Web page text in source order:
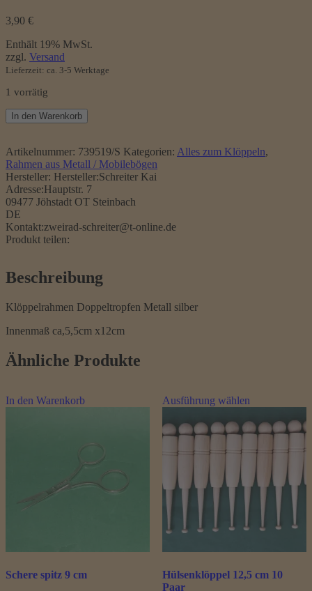
3,90 €
Enthält 19% MwSt.
zzgl. Versand
Lieferzeit: ca. 3-5 Werktage
1 vorrätig
Klöppelrahmen
Doppeltropfen
Menge
In den Warenkorb
Artikelnummer: 739519/S Kategorien: Alles zum Klöppeln,
Rahmen aus Metall / Mobilebögen
Hersteller: Hersteller:Schreiter Kai
Adresse:Hauptstr. 7
09477 Jöhstadt OT Steinbach
DE
Kontakt:zweirad-schreiter@t-online.de
Produkt teilen:
Beschreibung
Klöppelrahmen Doppeltropfen Metall silber
Innenmaß ca,5,5cm x1 2cm
Ähnliche Produkte
In den Warenkorb
Schere spitz 9 cm
Ausführung wählenProdukt
mehrere
Varianten
auf.
Die
Optionen
können
auf
Produktseite
werden
Hülsenklöppel 12,5 cm 10
Paar